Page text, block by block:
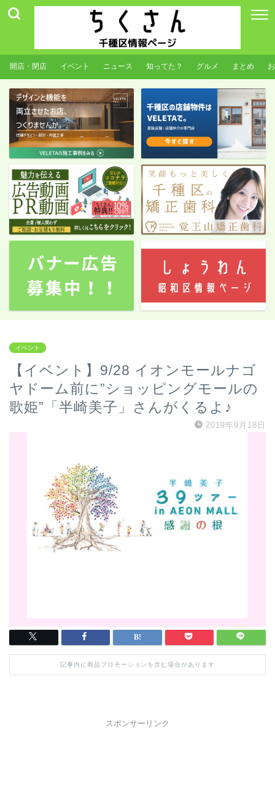
開店・閉店 イベント ニュース 知ってた？ グルメ まとめ
イベント
【イベント】9/28 イオンモールナゴ
ヤドーム前に”ショッピングモールの
歌姫”「半崎美子」さんがくるよ♪
2019年9月18日
記事内に商品プロモーションを含む場合があります
スポンサーリンク